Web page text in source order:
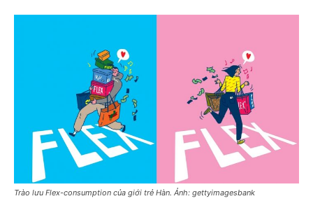
Trào lưu Flex-consumption của giới trẻ Hàn. Ảnh: gettyimagesbank